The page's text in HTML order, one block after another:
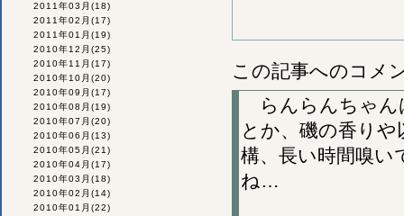
2011年03月 (18)
2011年02月 (17)
2011年01月 (19)
2010年12月 (25)
2010年11月 (17)
2010年10月 (20)
2010年09月 (17)
2010年08月 (19)
2010年07月 (20)
2010年06月 (13)
2010年05月 (21)
2010年04月 (17)
2010年03月 (18)
2010年02月 (14)
2010年01月 (22)
この記事へのコメ
らんらんちゃん
とか、磯の香り
構、長い時間嗅
ね…